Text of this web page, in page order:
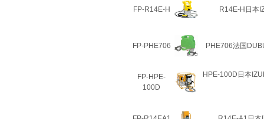
FP-R14E-H R14E-H日本
FP-PHE706 PHE706法国
FP-HPE-
100D
HPE-100D日本